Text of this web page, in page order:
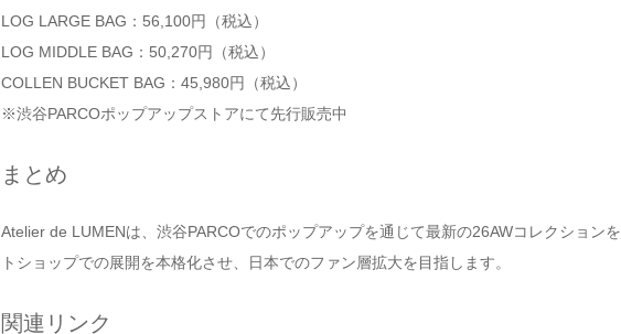
LOG LARGE BAG：56,100円（税込）
LOG MIDDLE BAG：50,270円（税込）
COLLEN BUCKET BAG：45,980円（税込）
※渋谷PARCOポップアップストアにて先行販売中
まとめ
Atelier de LUMENは、渋谷PARCOでのポップアップを通じて最新の26AWコレクション
トショップでの展開を本格化させ、日本でのファン層拡大を目指します。
関連リンク